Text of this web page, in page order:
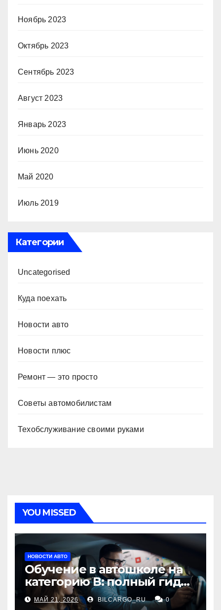
Ноябрь 2023
Октябрь 2023
Сентябрь 2023
Август 2023
Январь 2023
Июнь 2020
Май 2020
Июль 2019
Категории
Uncategorised
Куда поехать
Новости авто
Новости плюс
Ремонт — это просто
Советы автомобилистам
Техобслуживание своими руками
YOU MISSED
НОВОСТИ АВТО
Обучение в автошколе на
категорию В: полный гид
для будущих водителей
МАЙ 21, 2026 BILCARGO_RU 0